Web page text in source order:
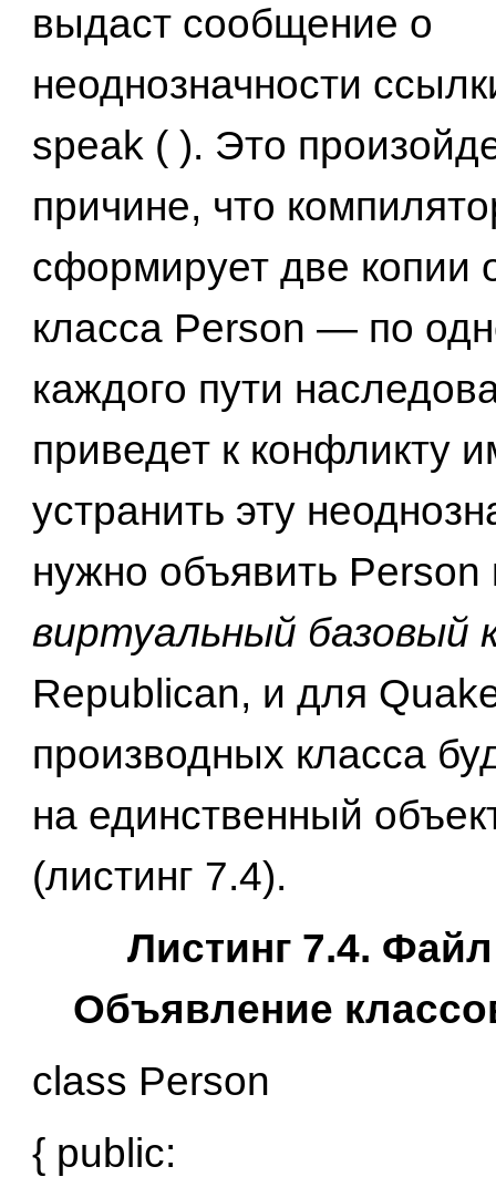
выдаст сообщение о
неоднозначности
speak ( ). Это
причине, что
сформирует две копии
класса Person — по
каждого пути
приведет к конфликту
устранить эту
нужно объявить Person
виртуальный базовый
Republican, и для
производных класса
на единственный
(листинг 7.4).
Листинг 7.4.
Объявление
class Person
{ public: